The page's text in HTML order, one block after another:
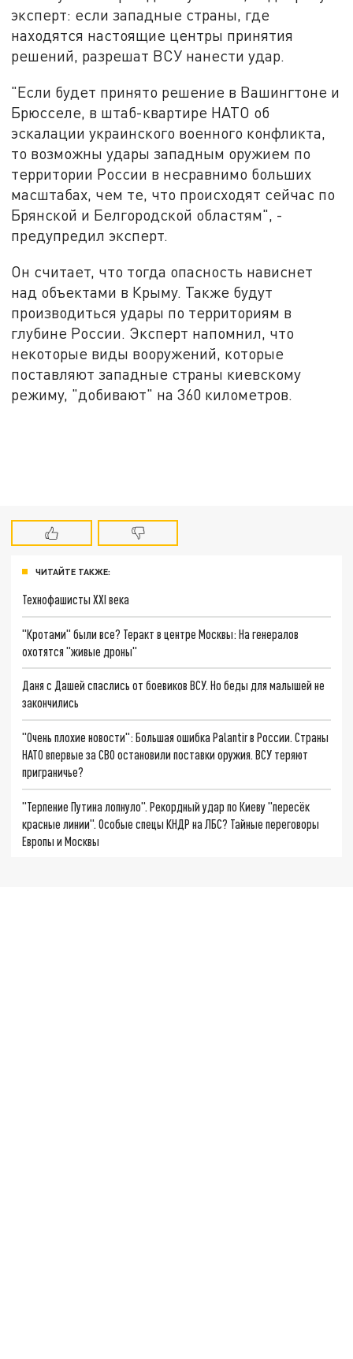
эксперт: если западные страны, где
находятся настоящие центры принятия
решений, разрешат ВСУ нанести удар.
"Если будет принято решение в Вашингтоне и
Брюсселе, в штаб-квартире НАТО об
эскалации украинского военного конфликта,
то возможны удары западным оружием по
территории России в несравнимо больших
масштабах, чем те, что происходят сейчас по
Брянской и Белгородской областям", -
предупредил эксперт.
Он считает, что тогда опасность нависнет
над объектами в Крыму. Также будут
производиться удары по территориям в
глубине России. Эксперт напомнил, что
некоторые виды вооружений, которые
поставляют западные страны киевскому
режиму, "добивают" на 360 километров.
ЧИТАЙТЕ ТАКЖЕ:
Технофашисты XXI века
"Кротами" были все? Теракт в центре Москвы: На генералов
охотятся "живые дроны"
Даня с Дашей спаслись от боевиков ВСУ. Но беды для малышей не
закончились
"Очень плохие новости": Большая ошибка Palantir в России. Страны
НАТО впервые за СВО остановили поставки оружия. ВСУ теряют
приграничье?
"Терпение Путина лопнуло". Рекордный удар по Киеву "пересёк
красные линии". Особые спецы КНДР на ЛБС? Тайные переговоры
Европы и Москвы